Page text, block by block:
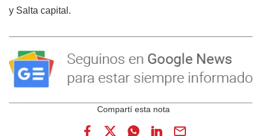
y Salta capital.